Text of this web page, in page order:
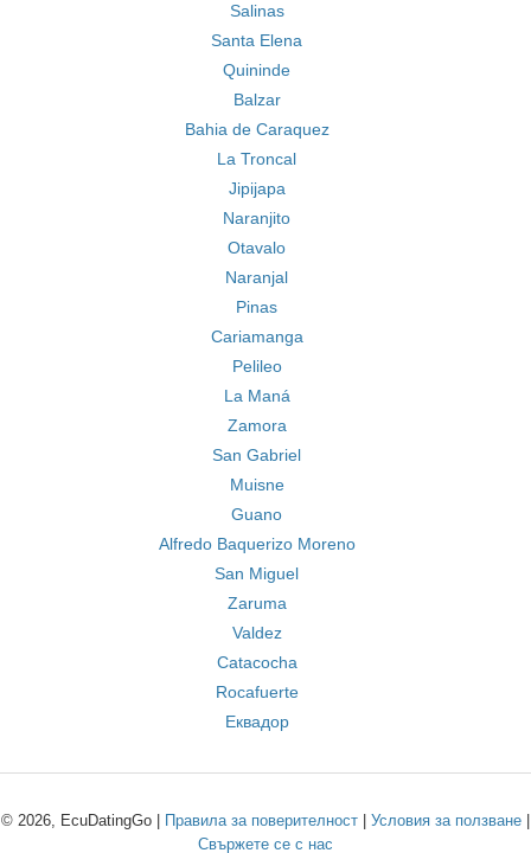
Salinas
Santa Elena
Quininde
Balzar
Bahia de Caraquez
La Troncal
Jipijapa
Naranjito
Otavalo
Naranjal
Pinas
Cariamanga
Pelileo
La Maná
Zamora
San Gabriel
Muisne
Guano
Alfredo Baquerizo Moreno
San Miguel
Zaruma
Valdez
Catacocha
Rocafuerte
Еквадор
© 2026, EcuDatingGo | Правила за поверителност Условия за ползване
Свържете се с нас